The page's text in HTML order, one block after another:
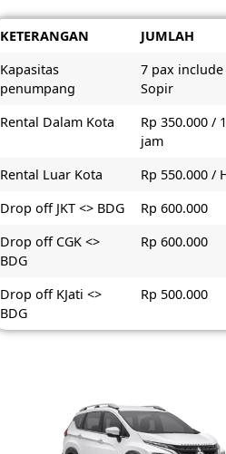
KETERANGAN
JUMLAH
Kapasitas
penumpang
7 pax include
Sopir
Rental Dalam Kota
Rp 350.000 /
jam
Rental Luar Kota
Rp 550.000 /
Drop off JKT <> BDG
Rp 600.000
Drop off CGK <>
BDG
Rp 600.000
Drop off KJati <>
BDG
Rp 500.000